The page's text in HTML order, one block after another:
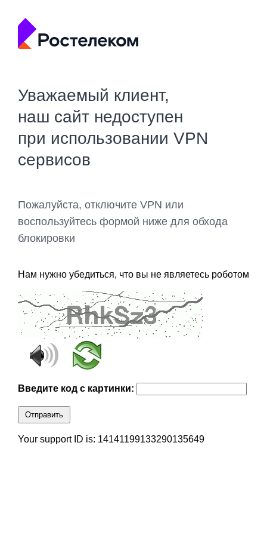
Уважаемый клиент,
наш сайт недоступен
при использовании VPN
сервисов
Пожалуйста, отключите VPN или
воспользуйтесь формой ниже для обхода
блокировки
Нам нужно убедиться, что вы не являетесь роботом
Введите код с картинки:
Отправить
Your support ID is: 14141199133290135649